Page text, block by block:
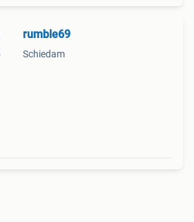
rumble69
Schiedam